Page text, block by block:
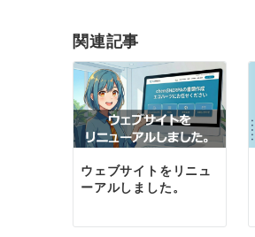
ゲ
ー
シ
ョ
関連記事
ウェブサイトをリニュ
ーアルしました。